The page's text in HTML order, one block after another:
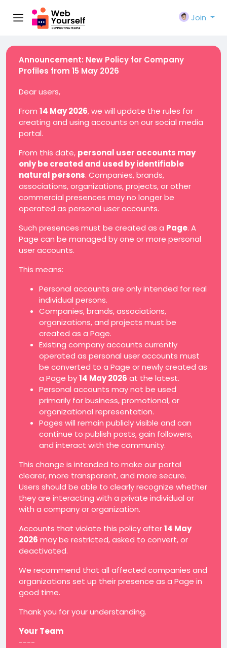
Join
Announcement: New Policy for Company
Profiles from 15 May 2026
Dear users,
From 14 May 2026, we will update the rules for
creating and using accounts on our social media
portal.
From this date, personal user accounts may
only be created and used by identifiable
natural persons. Companies, brands,
associations, organizations, projects, or other
commercial presences may no longer be
operated as personal user accounts.
Such presences must be created as a Page. A
Page can be managed by one or more personal
user accounts.
This means:
Personal accounts are only intended for real
individual persons.
Companies, brands, associations,
organizations, and projects must be
created as a Page.
Existing company accounts currently
operated as personal user accounts must
be converted to a Page or newly created as
a Page by14 May 2026 at the latest.
Personal accounts may not be used
primarily for business, promotional, or
organizational representation.
Pages will remain publicly visible and can
continue to publish posts, gain followers,
and interact with the community.
This change is intended to make our portal
clearer, more transparent, and more secure.
Users should be able to clearly recognize whether
they are interacting with a private individual or
with a company or organization.
Accounts that violate this policy after14 May
2026 may be restricted, asked to convert, or
deactivated.
We recommend that all affected companies and
organizations set up their presence as a Page in
good time.
Thank you for your understanding.
Your Team
----